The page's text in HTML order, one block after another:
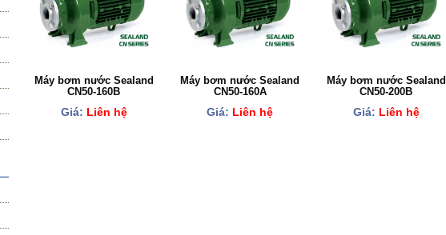
Máy bơm nước Sealand
CN50-160B
Giá: Liên hệ
Máy bơm nước Sealand
CN50-160A
Giá: Liên hệ
Máy bơm nước Sealand
CN50-200B
Giá: Liên hệ